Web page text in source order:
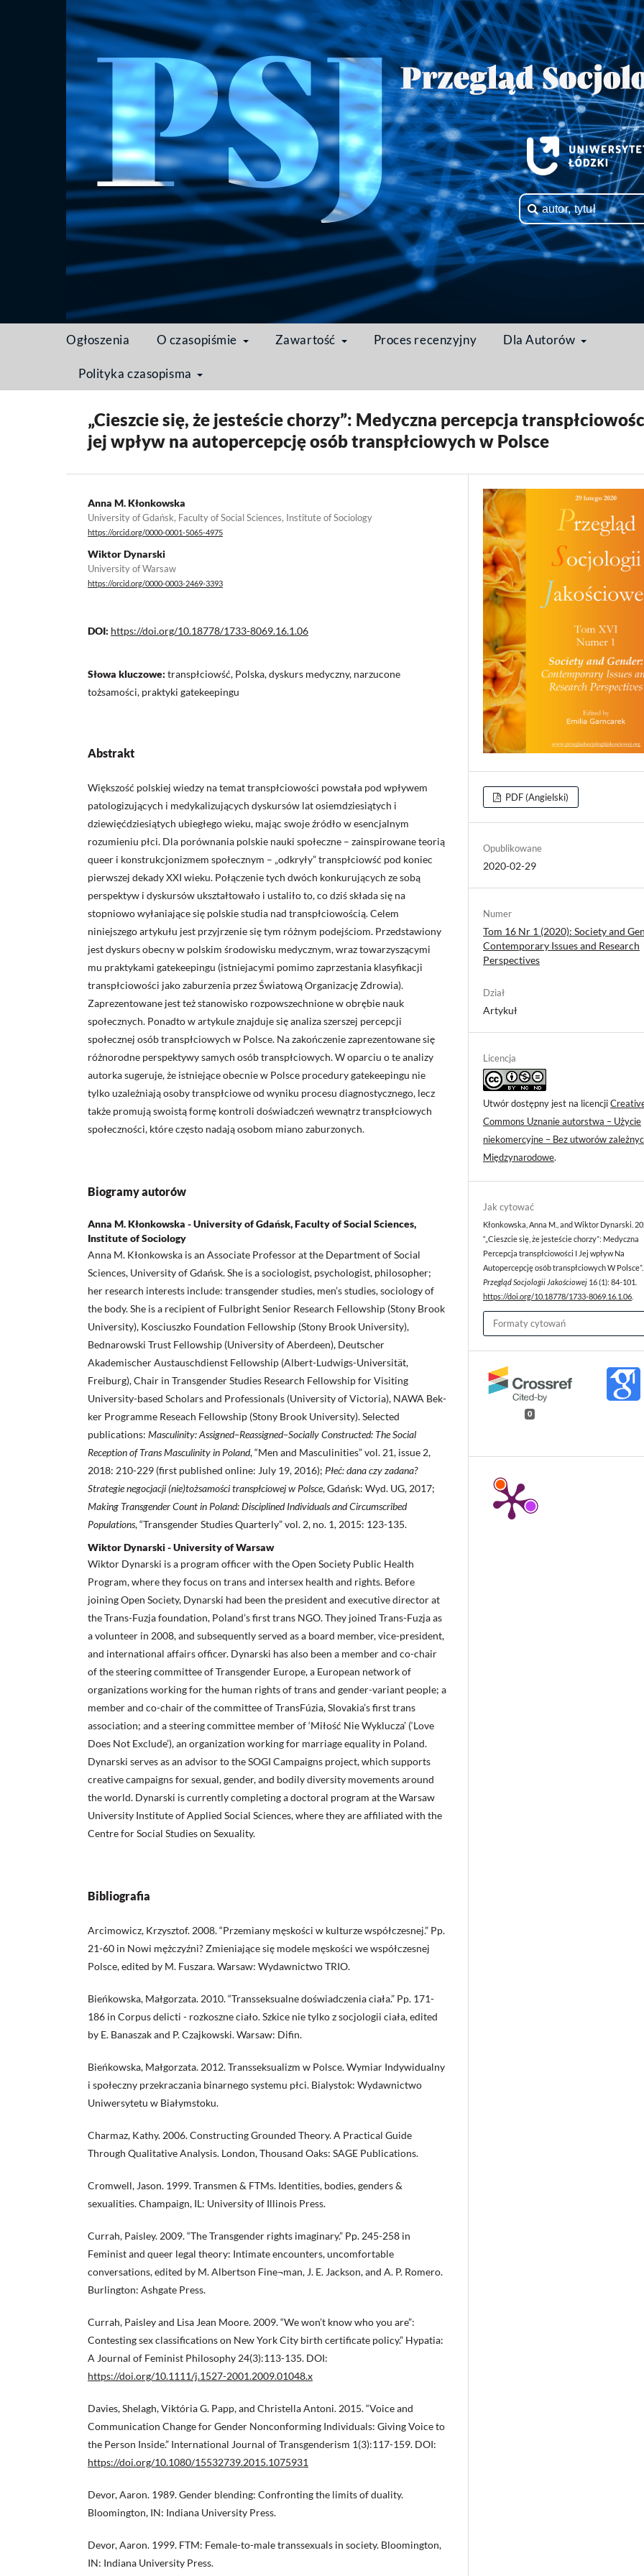
Ogłoszenia O czasopiśmie Zawartość Proces recenzyjny Dla Autorów
Polityka czasopisma
Strona domowa / Archiwum
„Cieszcie się, że jesteście chorzy”: Medyczna percepcja
jej wpływ na autopercepcję osób transpłciowych w Polsce
Anna M. Kłonkowska
University of Gdańsk, Faculty of Social Sciences, Institute of Sociology
https://orcid.org/0000-0001-5065-4975
Wiktor Dynarski
University of Warsaw
https://orcid.org/0000-0003-2469-3393
DOI: https://doi.org/10.18778/1733-8069.16.1.06
Słowa kluczowe: transpłciowść, Polska, dyskurs medyczny, narzucone
tożsamości, praktyki gatekeepingu
Abstrakt
Większość polskiej wiedzy na temat transpłciowości powstała pod wpływem
patologizujących i medykalizujących dyskursów lat osiemdziesiątych i
dziewięćdziesiątych ubiegłego wieku, mając swoje źródło w esencjalnym
rozumieniu płci. Dla porównania polskie nauki społeczne – zainspirowane teorią
queer i konstrukcjonizmem społecznym – „odkryły” transpłciowść pod koniec
pierwszej dekady XXI wieku. Połączenie tych dwóch konkurujących ze sobą
perspektyw i dyskursów ukształtowało i ustaliło to, co dziś składa się na
stopniowo wyłaniające się polskie studia nad transpłciowością. Celem
niniejszego artykułu jest przyjrzenie się tym różnym podejściom. Przedstawiony
jest dyskurs obecny w polskim środowisku medycznym, wraz towarzyszącymi
mu praktykami gatekeepingu (istniejacymi pomimo zaprzestania klasyfikacji
transpłciowości jako zaburzenia przez Światową Organizację Zdrowia).
Zaprezentowane jest też stanowisko rozpowszechnione w obrębie nauk
społecznych. Ponadto w artykule znajduje się analiza szerszej percepcji
społecznej osób transpłciowych w Polsce. Na zakończenie zaprezentowane się
różnorodne perspektywy samych osób transpłciowych. W oparciu o te analizy
autorka sugeruje, że istniejące obecnie w Polsce procedury gatekeepingu nie
tylko uzależniają osoby transpłciowe od wyniku procesu diagnostycznego, lecz
także promują swoistą formę kontroli doświadczeń wewnątrz transpłciowych
społeczności, które często nadają osobom miano zaburzonych.
Biogramy autorów
Anna M. Kłonkowska - University of Gdańsk, Faculty of Social Sciences,
Institute of Sociology
Anna M. Kłonkowska is an Associate Professor at the De­partment of Social
Sciences, University of Gdańsk. She is a so­ciologist, psychologist, philosopher;
her research interests in­clude: transgender studies, men’s studies, sociology of
the body. She is a recipient of Fulbright Senior Research Fellowship (Stony Brook
University), Kosciuszko Foundation Fellowship (Stony Brook University),
Bednarowski Trust Fellowship (University of Aberdeen), Deutscher
Akademischer Austauschdienst Fellow­ship (Albert-Ludwigs-Universität,
Freiburg), Chair in Transgen­der Studies Research Fellowship for Visiting
University-based Scholars and Professionals (University of Victoria), NAWA Bek­
ker Programme Reseach Fellowship (Stony Brook University). Selected
publications: Masculinity: Assigned–Reassigned–Socially Constructed: The Social
Reception of Trans Masculinity in Poland, “Men and Masculinities” vol. 21, issue 2,
2018: 210-229 (first pub­lished online: July 19, 2016); Płeć: dana czy zadana?
Strategie ne­gocjacji (nie)tożsamości transpłciowej w Polsce, Gdańsk: Wyd. UG, 2017;
Making Transgender Count in Poland: Disciplined Individuals and Circumscribed
Populations, “Transgender Studies Quarterly” vol. 2, no. 1, 2015: 123-135.
Wiktor Dynarski - University of Warsaw
Wiktor Dynarski is a program officer with the Open So­ciety Public Health
Program, where they focus on trans and intersex health and rights. Before
joining Open Society, Dynarski had been the presi­dent and executive director at
the Trans-Fuzja foundation, Poland’s first trans NGO. They joined Trans-Fuzja as
a vol­unteer in 2008, and subsequently served as a board mem­ber, vice-president,
and international affairs officer. Dy­narski has also been a member and co-chair
of the steering committee of Transgender Europe, a European network of
organizations working for the human rights of trans and gender-variant people; a
member and co-chair of the com­mittee of TransFúzia, Slovakia’s first trans
association; and a steering committee member of ‘Miłość Nie Wyklucza’ (‘Love
Does Not Exclude’), an organization working for mar­riage equality in Poland.
Dynarski serves as an advisor to the SOGI Campaigns project, which supports
creative cam­paigns for sexual, gender, and bodily diversity movements around
the world. Dynarski is currently completing a doctoral program at the Warsaw
University Institute of Applied Social Sciences, where they are affiliated with the
Centre for Social Studies on Sexuality.
Bibliografia
Arcimowicz, Krzysztof. 2008. “Przemiany męskości w kulturze współczesnej.” Pp.
21-60 in Nowi mężczyźni? Zmieniające się modele męskości we współczesnej
Polsce, edited by M. Fuszara. Warsaw: Wydawnictwo TRIO.
Bieńkowska, Małgorzata. 2010. “Transseksualne doświadczenia ciała.” Pp. 171-
186 in Corpus delicti - rozkoszne ciało. Szkice nie tylko z socjologii ciała, edited
by E. Banaszak and P. Czajkowski. Warsaw: Difin.
Bieńkowska, Małgorzata. 2012. Transseksualizm w Polsce. Wymiar Indywidualny
i społeczny przekraczania binarnego systemu płci. Bialystok: Wydawnictwo
Uniwersytetu w Białymstoku.
Charmaz, Kathy. 2006. Constructing Grounded Theory. A Practical Guide
Through Qualitative Analysis. London, Thousand Oaks: SAGE Publications.
Cromwell, Jason. 1999. Transmen & FTMs. Identities, bodies, genders &
sexualities. Champaign, IL: University of Illinois Press.
Currah, Paisley. 2009. “The Transgender rights imaginary.” Pp. 245-258 in
Feminist and queer legal theory: Intimate encounters, uncomfortable
conversations, edited by M. Albertson Fine¬man, J. E. Jackson, and A. P. Romero.
Burlington: Ashgate Press.
Currah, Paisley and Lisa Jean Moore. 2009. “We won’t know who you are”:
Contesting sex classifications on New York City birth certificate policy.” Hypatia:
A Journal of Feminist Philosophy 24(3):113-135. DOI:
https://doi.org/10.1111/j.1527-2001.2009.01048.x
Davies, Shelagh, Viktória G. Papp, and Christella Antoni. 2015. “Voice and
Communication Change for Gender Nonconforming Individuals: Giving Voice to
the Person Inside.” International Journal of Transgenderism 1(3):117-159. DOI:
https://doi.org/10.1080/15532739.2015.1075931
Devor, Aaron. 1989. Gender blending: Confronting the limits of duality.
Bloomington, IN: Indiana University Press.
Devor, Aaron. 1999. FTM: Female-to-male transsexuals in society. Bloomington,
IN: Indiana University Press.
PDF (Angielski)
Opublikowane
2020-02-29
Numer
Tom 16 Nr 1 (2020): Society and
Contemporary Issues and Research
Perspectives
Dział
Artykuł
Licencja
Utwór dostępny jest na licencji
Commons Uznanie autorstwa – Użycie
niekomercyjne – Bez utworów
Międzynarodowe.
Jak cytować
Kłonkowska, Anna M., and Wiktor Dynarski.
“„Cieszcie się, że jesteście chorzy”: Medyczna
Percepcja transpłciowości I Jej wpływ Na
Autopercepcję osób transpłciowych W Polsce”.
Przegląd Socjologii Jakościowej 16 (1): 84-101.
https://doi.org/10.18778/1733-8069.16.1.06
Formaty cytowań
0